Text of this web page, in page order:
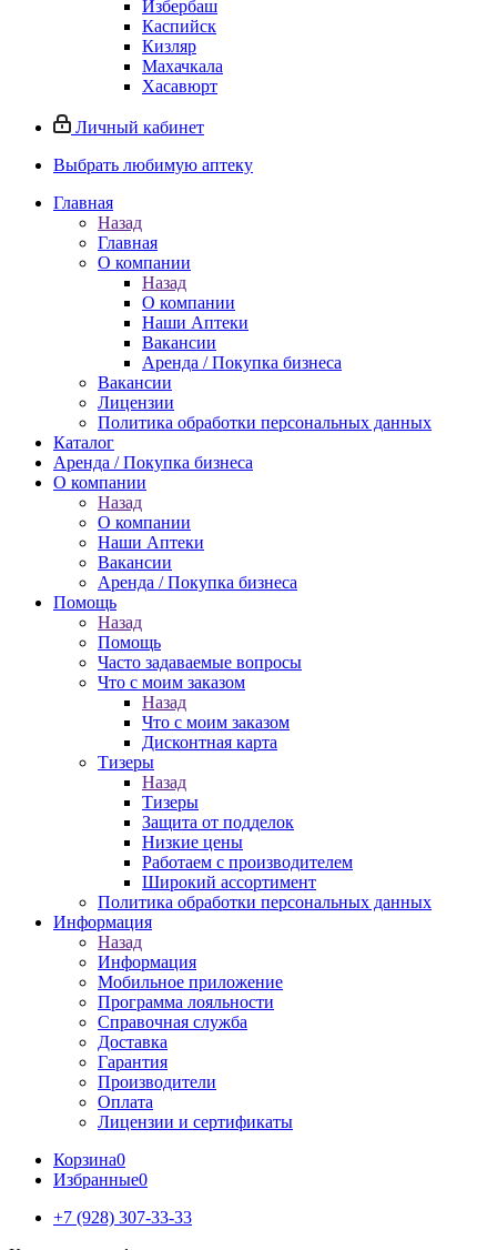
Избербаш
Каспийск
Кизляр
Махачкала
Хасавюрт
Личный кабинет
Выбрать любимую аптеку
Главная
Назад
Главная
О компании
Назад
О компании
Наши Аптеки
Вакансии
Аренда / Покупка бизнеса
Вакансии
Лицензии
Политика обработки персональных данных
Каталог
Аренда / Покупка бизнеса
О компании
Назад
О компании
Наши Аптеки
Вакансии
Аренда / Покупка бизнеса
Помощь
Назад
Помощь
Часто задаваемые вопросы
Что с моим заказом
Назад
Что с моим заказом
Дисконтная карта
Тизеры
Назад
Тизеры
Защита от подделок
Низкие цены
Работаем с производителем
Широкий ассортимент
Политика обработки персональных данных
Информация
Назад
Информация
Мобильное приложение
Программа лояльности
Справочная служба
Доставка
Гарантия
Производители
Оплата
Лицензии и сертификаты
Корзина0
Избранные0
+7 (928) 307-33-33